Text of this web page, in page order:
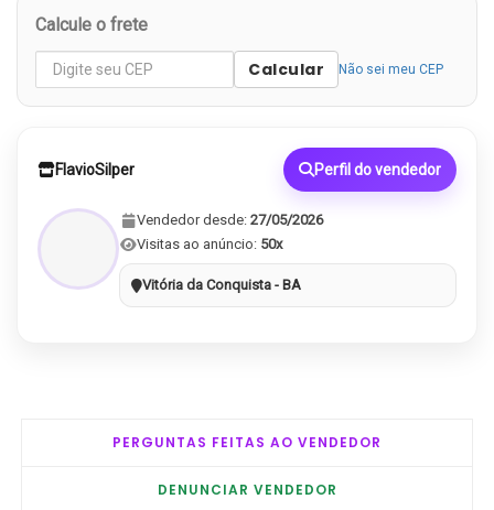
Calcule o frete
Calcular Não sei meu CEP
FlavioSilper Perfil do vendedor
Vendedor desde: 27/05/2026
Visitas ao anúncio: 50x
Vitória da Conquista - BA
PERGUNTAS FEITAS AO VENDEDOR
DENUNCIAR VENDEDOR